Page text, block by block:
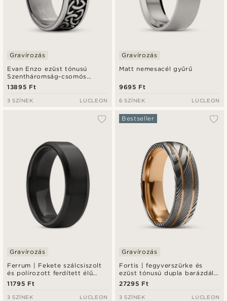
Evan Enzo ezüst tónusú
Szentháromság-csomós
gyűrű
Gravírozás
13895 Ft
3 SZÍNEK LUCLEON
Matt nemesacél gyűrű
Gravírozás
9695 Ft
6 SZÍNEK LUCLEON
Ferrum | Fekete szálcsiszolt
és polírozott ferdített élű
kerámia gyűrű - 8 mm
Gravírozás
11795 Ft
3 SZÍNEK LUCLEON
Fortis | fegyverszürke és
ezüst tónusú dupla barázdált
damaszkuszi acél és
rózsaarany tónusú titángyűrű
- 7 mm
Bestseller
Gravírozás
27295 Ft
3 SZÍNEK LUCLEON